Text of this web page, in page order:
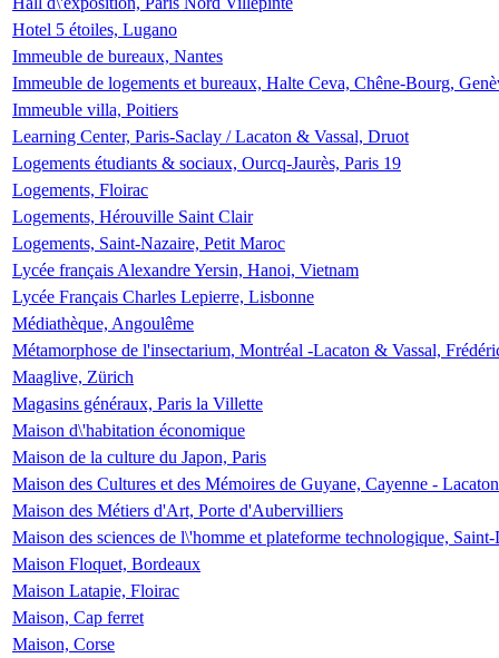
Hotel 5 étoiles, Lugano
Immeuble de bureaux, Nantes
Immeuble de logements et bureaux, Halte Ceva, Chêne-Bourg,
Immeuble villa, Poitiers
Learning Center, Paris-Saclay / Lacaton & Vassal, Druot
Logements étudiants & sociaux, Ourcq-Jaurès, Paris 19
Logements, Floirac
Logements, Hérouville Saint Clair
Logements, Saint-Nazaire, Petit Maroc
Lycée français Alexandre Yersin, Hanoi, Vietnam
Lycée Français Charles Lepierre, Lisbonne
Médiathèque, Angoulême
Métamorphose de l'insectarium, Montréal -Lacaton & Vassal,
Maaglive, Zürich
Magasins généraux, Paris la Villette
Maison d\'habitation économique
Maison de la culture du Japon, Paris
Maison des Cultures et des Mémoires de Guyane, Cayenne -
Maison des Métiers d'Art, Porte d'Aubervilliers
Maison des sciences de l\'homme et plateforme technologique,
Maison Floquet, Bordeaux
Maison Latapie, Floirac
Maison, Cap ferret
Maison, Corse